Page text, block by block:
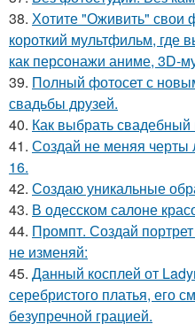
38. Хотите "Оживить" свои
короткий мультфильм, где
как персонажи аниме, 3D-
39. Полный фотосет с
свадьбы друзей.
40. Как выбрать
41. Создай не меняя черты
16.
42. Создаю уникальные
43. В одесском салоне
44. Промпт. Создай
не изменяй:
45. Данный косплей от
серебристого платья, его
безупречной грацией.